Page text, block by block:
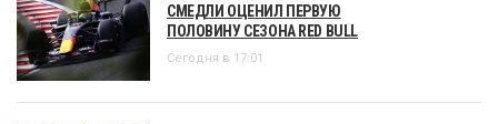
СМЕДЛИ ОЦЕНИЛ ПЕРВУЮ
ПОЛОВИНУ СЕЗОНА RED BULL
Сегодня в 17:01